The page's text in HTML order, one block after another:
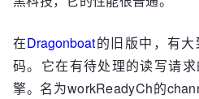
在Dragonboat的旧版中，有
码。它在有待处理的读写请
擎。名为workReadyCh的